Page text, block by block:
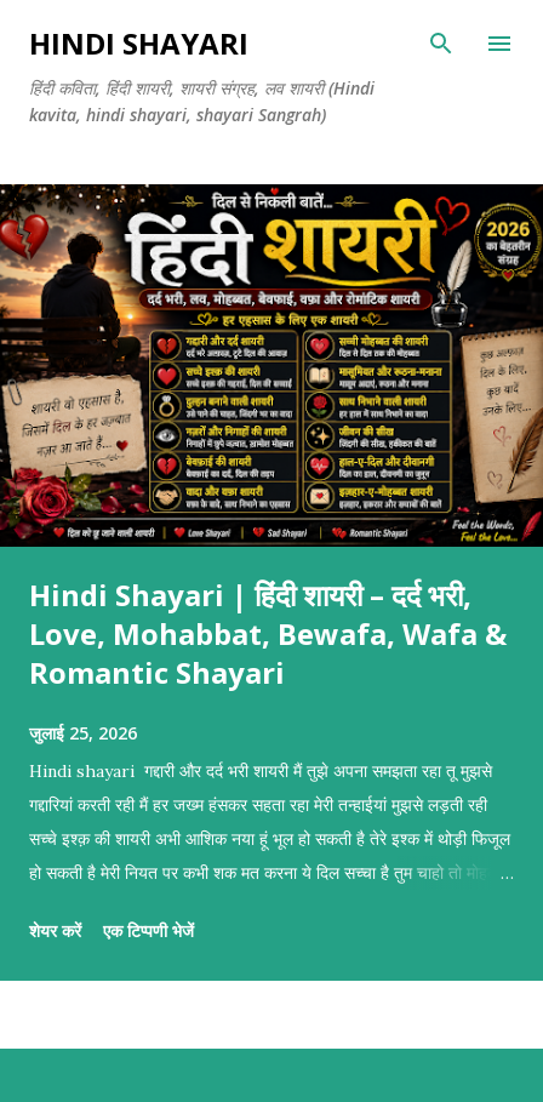
सीधे मुख्य सामग्री पर जाएं
HINDI SHAYARI
हिंदी कविता, हिंदी शायरी, शायरी संग्रह, लव शायरी (Hindi
kavita, hindi shayari, shayari Sangrah)
Hindi Shayari | हिंदी शायरी – दर्द भरी,
Love, Mohabbat, Bewafa, Wafa &
Romantic Shayari
जुलाई 25, 2026
Hindi shayari गद्दारी और दर्द भरी शायरी मैं तुझे अपना समझता रहा तू मुझसे
गद्दारियां करती रही मैं हर जख्म हंसकर सहता रहा मेरी तन्हाईयां मुझसे लड़ती रही
सच्चे इश्क़ की शायरी अभी आशिक नया हूं भूल हो सकती है तेरे इश्क में थोड़ी फिजूल
हो सकती है मेरी नियत पर कभी शक मत करना ये दिल सच्चा है तुम चाहो तो मोहब्बत
तुम सिर्फ खूबसूरत ही नहीं मेरे हर ख्वाहिश की इबादत हो तुम्हें दुल्हन बनाने का इरादा
शेयर करें एक टिप्पणी भेजें